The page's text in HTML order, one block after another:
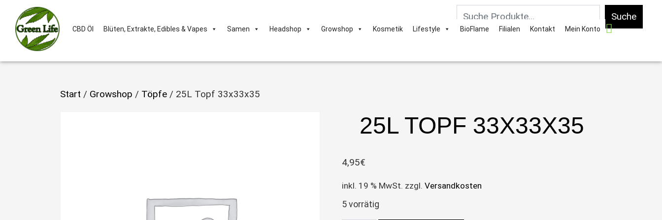
Suche
CBD Öl Blüten, Extrakte, Edibles & Vapes Samen Headshop Growshop Kosmetik Lifestyle BioFlame Filialen Kontakt Mein Konto
Start / Growshop / Töpfe / 25L Topf 33x33x35
25L TOPF 33X33X35
4,95€
inkl. 19 % MwSt. zzgl. Versandkosten
5 vorrätig